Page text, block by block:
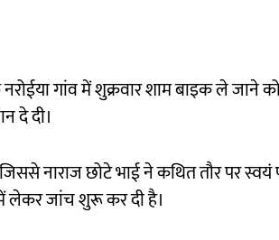
गांव में शुक्रवार शाम बाइक ले जाने
दे दी।
नाराज छोटे भाई ने कथित तौर पर स्वयं
लेकर जांच शुरू कर दी है।